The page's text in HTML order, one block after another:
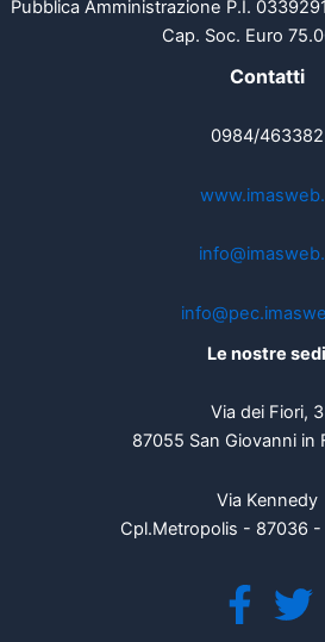
Pubblica Amministrazione P.I.
Cap. Soc. Euro
Contatti
0984/463382
Le nostre sedi
Via dei Fiori, 3
87055 San Giovanni in
Via Kennedy
Cpl.Metropolis - 87036 -